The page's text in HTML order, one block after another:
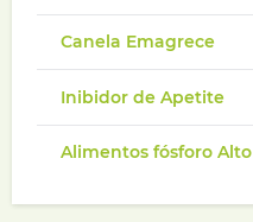
Canela Emagrece
Inibidor de Apetite
Alimentos fósforo Alto